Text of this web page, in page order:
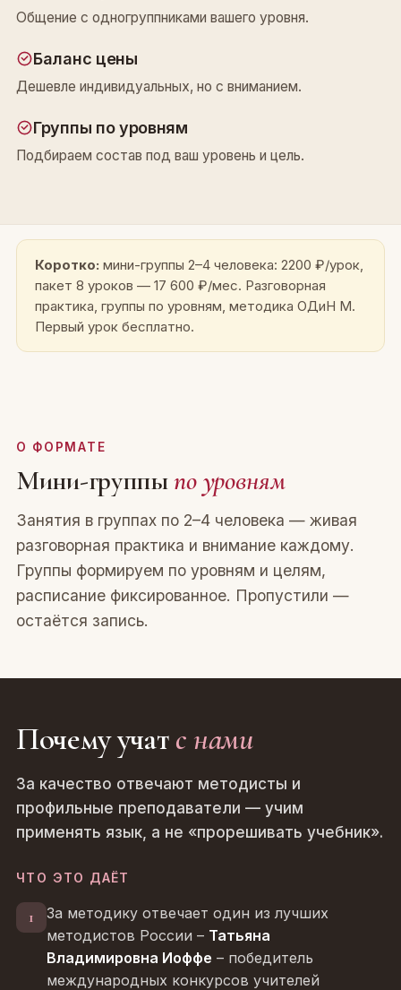
Общение с одногруппниками вашего уровня.
Баланс цены
Дешевле индивидуальных, но с вниманием.
Группы по уровням
Подбираем состав под ваш уровень и цель.
Коротко: мини-группы 2–4 человека: 2200 ₽/урок,
пакет 8 уроков — 17 600 ₽/мес. Разговорная
практика, группы по уровням, методика ОДиН М.
Первый урок бесплатно.
О ФОРМАТЕ
Мини-группыпо уровням
Занятия в группах по 2–4 человека — живая
разговорная практика и внимание каждому.
Группы формируем по уровням и целям,
расписание фиксированное. Пропустили —
остаётся запись.
Почему учатс нами
За качество отвечают методисты и
профильные преподаватели — учим
применять язык, а не «прорешивать учебник».
ЧТО ЭТО ДАЁТ
1
За методику отвечает один из лучших
методистов России – Татьяна
Владимировна Иоффе – победитель
международных конкурсов учителей